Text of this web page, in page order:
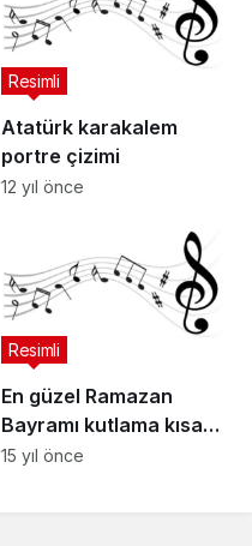
Atatürk karakalem
portre çizimi
Resimli
12 yıl önce
En güzel Ramazan
Bayramı kutlama kısa
mesajları sözleri
Resimli
15 yıl önce